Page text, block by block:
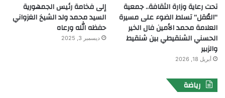
تحت رعاية وزارة الثقافة.. جمعية
“العُقل” تسلط الضوء على مسيرة
العلامة محمد الأمين فال الخير
الحسني الشنقيطي بين شنقيط
والزبير
أبريل 18, 2026
إلى فخامة رئيس الجمهورية
السيد محمد ولد الشيخ الغزواني
حفظه الله ورعاه
ديسمبر 3, 2025
رياضة